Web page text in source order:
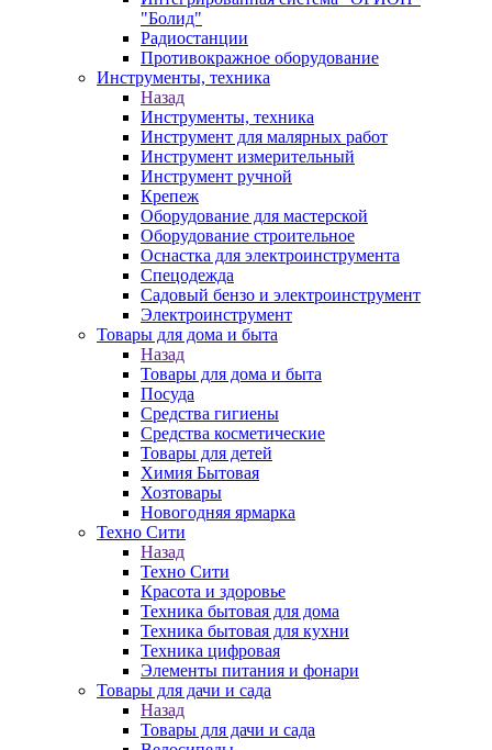
"Болид"
Радиостанции
Противокражное оборудование
Инструменты, техника
Назад
Инструменты, техника
Инструмент для малярных работ
Инструмент измерительный
Инструмент ручной
Крепеж
Оборудование для мастерской
Оборудование строительное
Оснастка для электроинструмента
Спецодежда
Садовый бензо и электроинструмент
Электроинструмент
Товары для дома и быта
Назад
Товары для дома и быта
Посуда
Средства гигиены
Средства косметические
Товары для детей
Химия Бытовая
Хозтовары
Новогодняя ярмарка
Техно Сити
Назад
Техно Сити
Красота и здоровье
Техника бытовая для дома
Техника бытовая для кухни
Техника цифровая
Элементы питания и фонари
Товары для дачи и сада
Назад
Товары для дачи и сада